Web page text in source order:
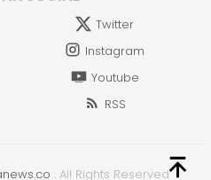
Twitter
Instagram
Youtube
RSS
. All Rights Reserved